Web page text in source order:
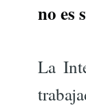
no es
La